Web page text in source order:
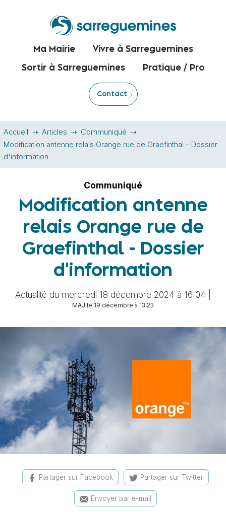
Ma Mairie Vivre à Sarreguemines
Sortir à Sarreguemines Pratique / Pro
Contact
Accueil Articles
Communiqué
Modification antenne relais Orange rue de Graefinthal - Dossier
d'information
Communiqué
Modification antenne
relais Orange rue de
Graefinthal - Dossier
d'information
Actualité du mercredi 18 décembre 2024 à 16:04 |
MAJ le 19 décembre à 13:23
Partager sur Facebook Partager sur Twitter
Envoyer par e-mail